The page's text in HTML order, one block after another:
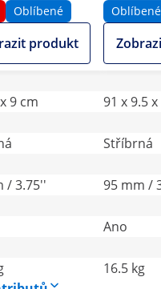
W - kabel 20
výška
ušlechtilá ocel
Oblíbené
produkt
800 l/h -
kabel 20
Oblíbené
9 cm
91 x 9.5
Stříbrná
/ 3.75''
95 mm /
Ano
16.5 kg